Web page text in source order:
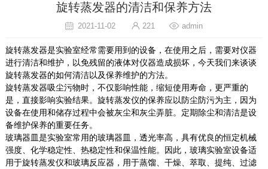
旋转蒸发器的清洁和保养方法
2021-11-02 221 admin
旋转蒸发器是实验室经常需要用到的设备，在使用之后，需要对仪器
进行清洁和维护，以免残留的液体对仪器造成损坏，今天我们来谈谈
旋转蒸发器的如何清洁以及保养维护的方法。
旋转蒸发器吸尘污物时，不仅影响性能，缩短使用寿命，更严重的
是，直接影响实验结果。旋转蒸发仪的保养应以防尘防污为主，因为
设备在使用和储存过程中会被灰尘和灰尘弄脏。定期除尘和清洁是设
备维护保养的重要任务。
玻璃器皿是实验室常用的玻璃器皿，透光率高，具有优良的恒定机械
强度、化学稳定性、热稳定性和保温性能。因此，玻璃实验室设备适
用于旋转蒸发仪和玻璃反应器，用于蒸馏、干燥、萃取、提纯、过滤